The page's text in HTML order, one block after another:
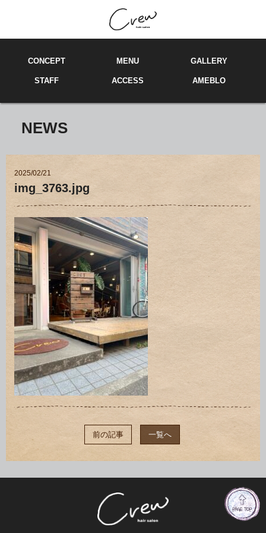
CONCEPT M ENU GALLERY
STAFF ACCESS AMEBLO
NEWS
2025/02/21
img_3763.jpg
前の記事 一覧へ